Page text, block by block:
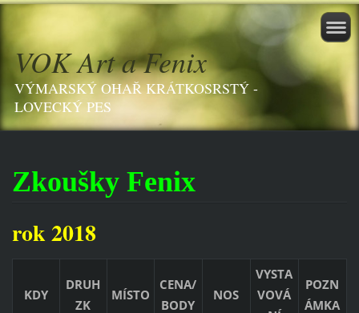
VOK Art a Fenix
VÝMARSKÝ OHAŘ KRÁTKOSRSTÝ -
LOVECKÝ PES
Zkoušky Fenix
rok 2018
KDY
DRUH
ZK
MÍSTO
CENA/
BODY
NOS
VYSTA
VOVÁ
POZN
ÁMKA